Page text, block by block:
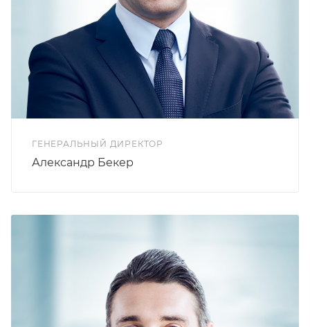
ГЕНЕРАЛЬНЫЙ ДИРЕКТОР
Александр Бекер